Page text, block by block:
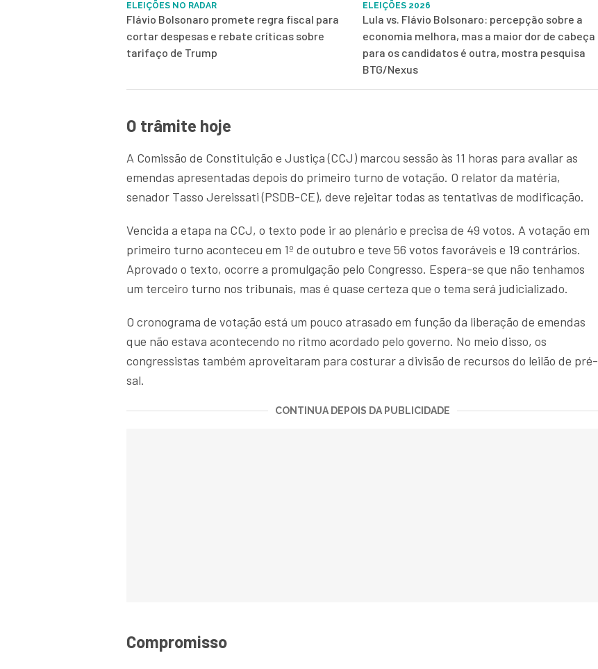
ELEIÇÕES NO RADAR
Flávio Bolsonaro promete regra fiscal para
cortar despesas e rebate críticas sobre
tarifaço de Trump
ELEIÇÕES 2026
Lula vs. Flávio Bolsonaro: percepção sobre a
economia melhora, mas a maior dor de cabeça
para os candidatos é outra, mostra pesquisa
BTG/Nexus
O trâmite hoje
A Comissão de Constituição e Justiça (CCJ) marcou sessão às 11 horas para avaliar as
emendas apresentadas depois do primeiro turno de votação. O relator da matéria,
senador Tasso Jereissati (PSDB-CE), deve rejeitar todas as tentativas de modificação.
Vencida a etapa na CCJ, o texto pode ir ao plenário e precisa de 49 votos. A votação em
primeiro turno aconteceu em 1º de outubro e teve 56 votos favoráveis e 19 contrários.
Aprovado o texto, ocorre a promulgação pelo Congresso. Espera-se que não tenhamos
um terceiro turno nos tribunais, mas é quase certeza que o tema será judicializado.
O cronograma de votação está um pouco atrasado em função da liberação de emendas
que não estava acontecendo no ritmo acordado pelo governo. No meio disso, os
congressistas também aproveitaram para costurar a divisão de recursos do leilão de pré-
sal.
CONTINUA DEPOIS DA PUBLICIDADE
Compromisso